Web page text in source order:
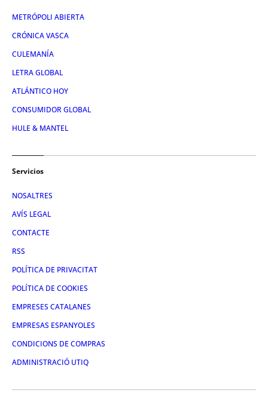
METRÓPOLI ABIERTA
CRÓNICA VASCA
CULEMANÍA
LETRA GLOBAL
ATLÁNTICO HOY
CONSUMIDOR GLOBAL
HULE & MANTEL
Servicios
NOSALTRES
AVÍS LEGAL
CONTACTE
RSS
POLÍTICA DE PRIVACITAT
POLÍTICA DE COOKIES
EMPRESES CATALANES
EMPRESAS ESPANYOLES
CONDICIONS DE COMPRAS
ADMINISTRACIÓ UTIQ